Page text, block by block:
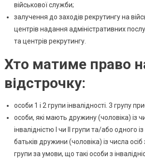
військової служби;
залучення до заходів рекрутингу на
центрів надання адміністративних
та центрів рекрутингу.
Хто матиме право
відстрочку:
особи 1 і 2 групи інвалідності. 3 групу
особи, які мають дружину (чоловіка) із
інвалідністю І чи II групи та/або одного
батьків дружини (чоловіка) із числа осіб
групи за умови, що такі особи з